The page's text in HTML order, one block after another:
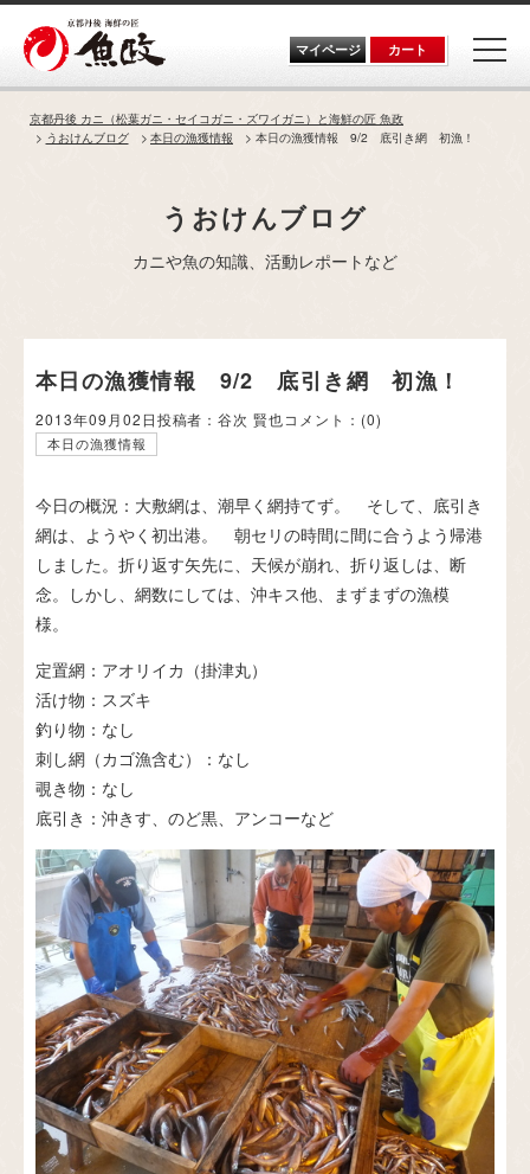
Skip
content
マイページ カート
京都丹後 カニ（松葉ガニ・セイコガニ・ズワイガニ）と海鮮の匠 魚政
うおけんブログ
本日の漁獲情報 本日の漁獲情報 9/2 底引き網 初漁！
うおけんブログ
カニや魚の知識、活動レポートなど
本日の漁獲情報 9/2 底引き網 初漁！
2013年09月02日投稿者：谷次 賢也コメント： (0)
本日の漁獲情報
今日の概況：大敷網は、潮早く網持てず。 そして、底引き
網は、ようやく初出港。 朝セリの時間に間に合うよう帰港
しました。折り返す矢先に、天候が崩れ、折り返しは、断
念。しかし、網数にしては、沖キス他、まずまずの漁模
様。
定置網：アオリイカ（掛津丸）
活け物：スズキ
釣り物：なし
刺し網（カゴ漁含む）：なし
覗き物：なし
底引き：沖きす、のど黒、アンコーなど